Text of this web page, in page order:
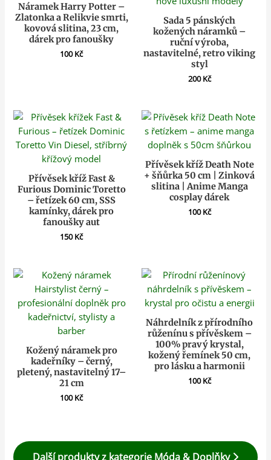
Náramek Harry Potter –
Zlatonka a Relikvie smrti,
kovová slitina, 23 cm,
dárek pro fanoušky
100Kč
Sada 5 pánských
kožených náramků –
ruční výroba,
nastavitelné, retro viking
styl
200Kč
Přívěsek kříž Fast &
Furious Dominic Toretto
– řetízek 60 cm, SSS
kamínky, dárek pro
fanoušky aut
150Kč
Přívěsek kříž Death Note
+ šňůrka 50 cm | Zinková
slitina | Anime Manga
cosplay dárek
100Kč
Kožený náramek pro
kadeřníky – černý,
pletený, nastavitelný 17–
21 cm
100Kč
Náhrdelník z přírodního
růženínu s přívěskem –
100% pravý krystal,
kožený řemínek 50 cm,
pro lásku a harmonii
100Kč
Další produkty z kategorie Móda & Doplňky